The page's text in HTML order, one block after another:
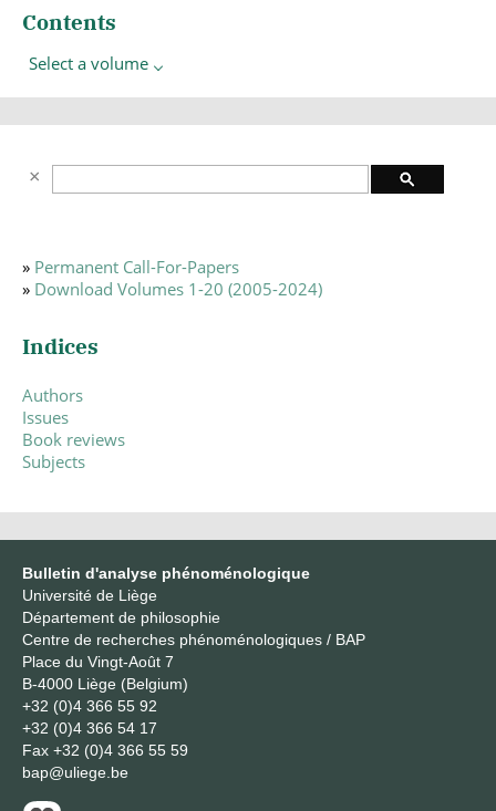
Contents
Select a volume
» Permanent Call-For-Papers
» Download Volumes 1-20 (2005-2024)
Indices
Authors
Issues
Book reviews
Subjects
Bulletin d'analyse phénoménologique
Université de Liège
Département de philosophie
Centre de recherches phénoménologiques / BAP
Place du Vingt-Août 7
B-4000 Liège (Belgium)
+32 (0)4 366 55 92
+32 (0)4 366 54 17
Fax +32 (0)4 366 55 59
bap@uliege.be